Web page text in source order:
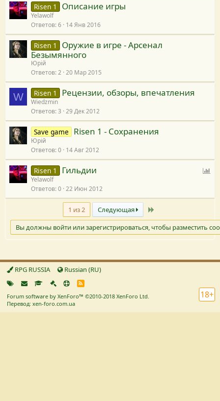
Risen 1 Описание игры
Yelawolf
Ответов 6 14 Янв 2016
Risen 1
Оружие в игре - Арсенал
Безымянного
Юрій
Ответов 2 20 Мар 2015
W Risen 1 Рецензии, обзоры, впечатления
Wiedzmin
Ответов 3 29 Дек 2012
Save game Risen 1 - Сохранения
Юрій
Ответов 0 14 Авг 2012
о
Risen 1 Гильдии
Yelawolf
Ответов 0 22 Июн 2012
1 из 2 Следующая
Вы должны войти или зарегистрироваться, чтобы разместить
RPG RUSSIA Russian (RU)
R
S
18+
Forum software by XenForo™ ©2010-2018 XenForo Ltd.
Перевод: xen-foro.com.ua